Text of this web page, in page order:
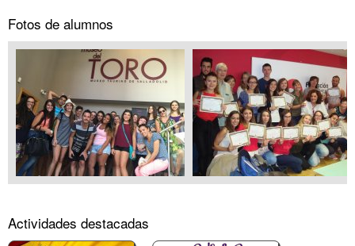
Fotos de alumnos
Actividades destacadas